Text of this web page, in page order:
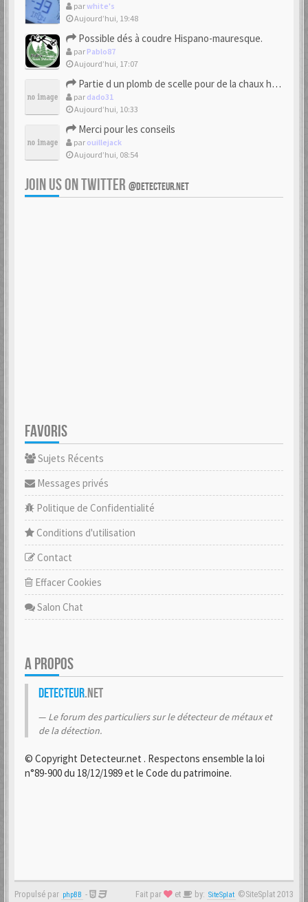
parwhite's
Aujourd’hui, 19:48
Possible dés à coudre Hispano-mauresque.
par Pablo87
Aujourd’hui, 17:07
Partie d un plomb de scelle pour de la chaux hydraulique
par dado31
Aujourd’hui, 10:33
Merci pour les conseils
par ouillejack
Aujourd’hui, 08:54
JOIN US ON TWITTER @DETECTEUR.NET
FAVORIS
Sujets Récents
Messages privés
Politique de Confidentialité
Conditions d'utilisation
Contact
Effacer Cookies
Salon Chat
A PROPOS
Detecteur.net
Le forum des particuliers sur le détecteur de métaux et
de la détection.
© Copyright Detecteur.net . Respectons ensemble la loi
n°89-900 du 18/12/1989 et le Code du patrimoine.
Propulsé par phpBB - Fait par et by: SiteSplat ©SiteSplat 2013